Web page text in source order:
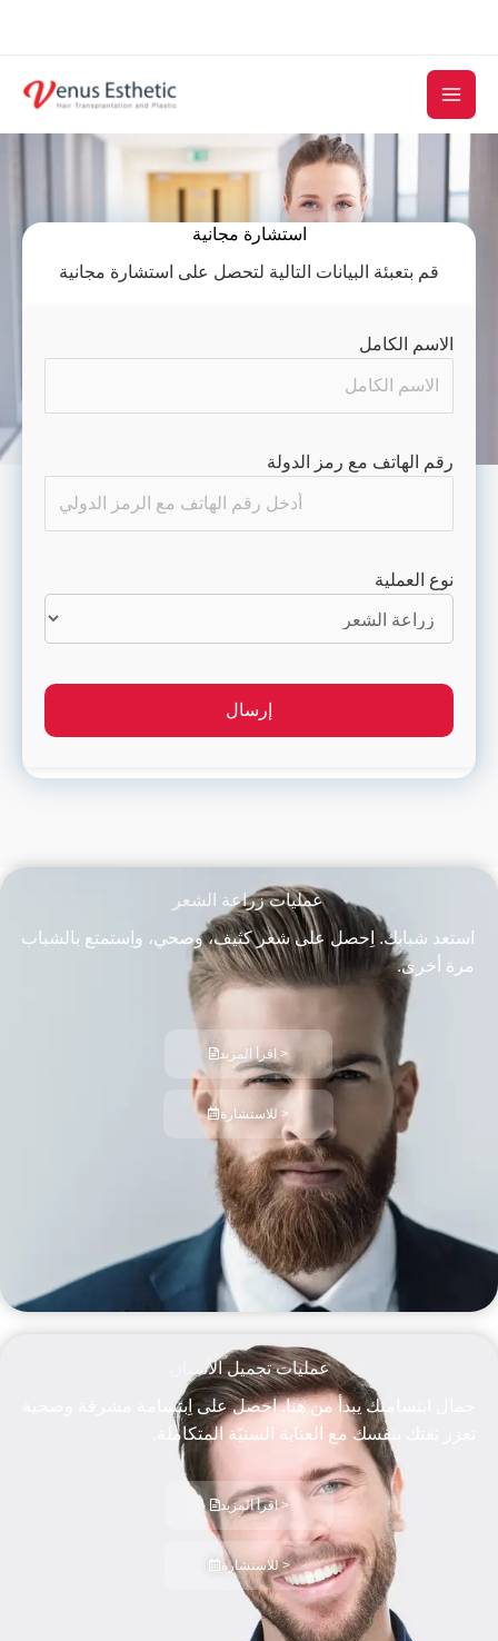
استشارة مجانية
قم بتعبئة البيانات التالية لتحصل على استشارة مجانية
الاسم الكامل
رقم الهاتف مع رمز الدولة
نوع العملية
عمليات زراعة الشعر
استعد شبابك. اِحصل على شعر كثيف، وصحي، واِستمتع بالشباب
مرة أخرى.
اقرأ المزيد >
للاستشارة >
عمليات تجميل اﻷسنان
جمال ابتسامتك يبدأ من هنا. احصل على اِبتسامة مشرقة وصحية
تعزز ثقتك بنفسك مع العناية السنيّة المتكاملة.
اقرأ المزيد >
للاستشارة >